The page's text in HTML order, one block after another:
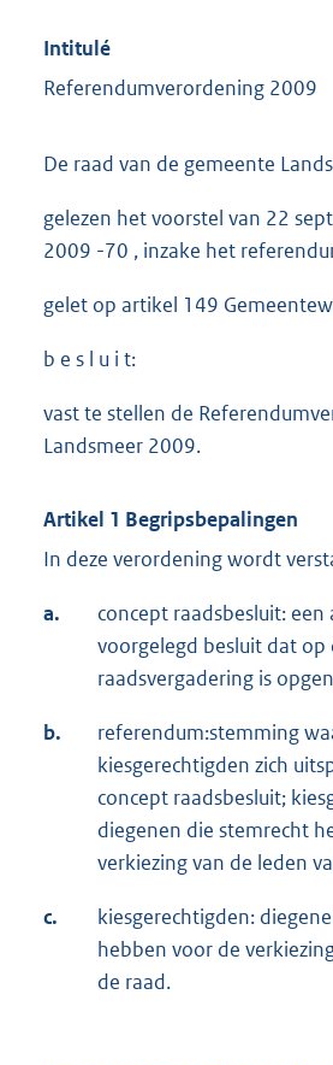
Intitulé
Referendumverordening 2009
De raad van de gemeente
gelezen het voorstel van 22
2009 -70 , inzake het
gelet op artikel 149
b e s l u i t:
vast te stellen de
Landsmeer 2009.
Artikel 1 Begripsbepalingen
In deze verordening wordt
a.
concept raadsbesluit: een
voorgelegd besluit dat op
raadsvergadering is
b.
referendum:stemming
kiesgerechtigden zich
concept raadsbesluit;
diegenen die stemrecht
verkiezing van de leden
c.
kiesgerechtigden:
hebben voor de
de raad.